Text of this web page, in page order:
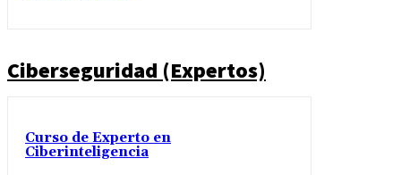
Ciberseguridad (Expertos)
Curso de Experto en
Ciberinteligencia